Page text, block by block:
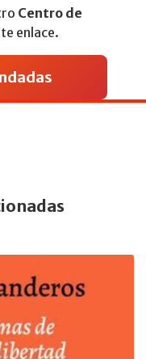
Centro de
enlace.